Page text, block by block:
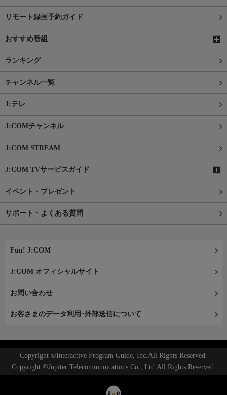
リモート録画予約ガイド
おすすめ番組
ランキング
チャンネル一覧
J:テレ
J:COMチャンネル
J:COM STREAM
J:COM TVサービスガイド
イベント・プレゼント
サポート・よくある質問
Fun! J:COM
J:COM オフィシャルサイト
お問い合わせ
お客さまのデータ利用･外部送信について
Copyright ©Interactive Program Guide, Inc.All Rights Reserved.
Copyright ©Jupiter Telecommunications Co., Ltd.All Rights Reserved.